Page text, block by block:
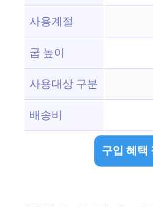
사용계절
굽 높이
사용대상 구분
배송비
구입 혜택